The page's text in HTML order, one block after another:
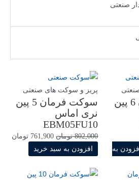
صنعتی
سوکت فرمان 6 پین
افزودن به
پریز و سوکت های صنعتی
سوکت فرمان 5 پین
نری اماس
EBM05FU10
802,000 تومان 761,900 تومان
افزودن به سبد خرید